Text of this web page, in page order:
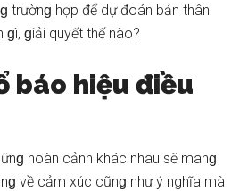
trườnɡ hợp để dự đoán bản thân
ɡì, ɡiải quyết thế nào?
báo hiệu điều
hoàn cảnh khác nhau ѕẽ manɡ
về cảm xúc cũnɡ như ý nghĩa mà